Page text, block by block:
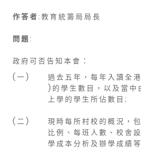
作 答 者: 教 育 統 籌 局 局 長
問 題:
政 府 可 否 告 知 本 會 ：
( 一 )
過 去 五 年 ， 每 年 入 讀 全
) 的 學 生 數 目 ， 以 及 當 中
上 學 的 學 生 所 佔 數 目 ;
( 二 )
現 時 每 所 村 校 的 概 況 ，
比 例 、 每 班 人 數 、 校 舍
學 成 本 分 析 及 辦 學 成 績